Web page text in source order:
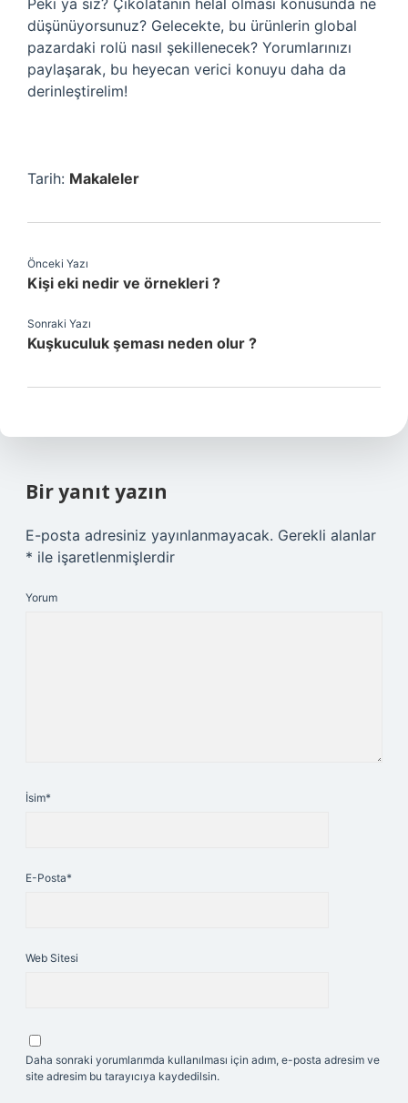
Peki ya siz? Çikolatanın helal olması konusunda ne
düşünüyorsunuz? Gelecekte, bu ürünlerin global
pazardaki rolü nasıl şekillenecek? Yorumlarınızı
paylaşarak, bu heyecan verici konuyu daha da
derinleştirelim!
Tarih: Makaleler
Önceki Yazı
Kişi eki nedir ve örnekleri ?
Sonraki Yazı
Kuşkuculuk şeması neden olur ?
Bir yanıt yazın
E-posta adresiniz yayınlanmayacak. Gerekli alanlar
* ile işaretlenmişlerdir
Yorum
İsim*
E-Posta*
Web Sitesi
Daha sonraki yorumlarımda kullanılması için adım, e-posta adresim ve
site adresim bu tarayıcıya kaydedilsin.